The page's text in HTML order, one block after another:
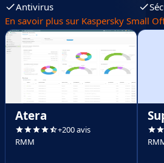
Antivirus
En savoir plus sur Kaspersky Small
Atera
+200 avis
RMM